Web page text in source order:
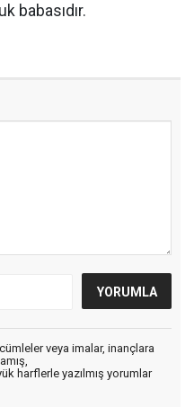
babasıdır.
veya imalar, inançlara
harflerle yazılmış yorumlar